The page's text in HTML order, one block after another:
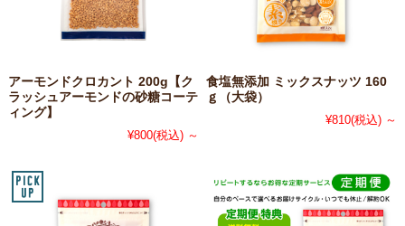
アーモンドクロカント 200g【ク
ラッシュアーモンドの砂糖コーテ
ィング】
¥800(税込) ～
食塩無添加 ミックスナッツ 160
ｇ（大袋）
¥810(税込) ～